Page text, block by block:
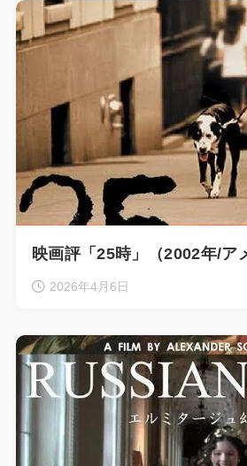
映画評「25時」（2002年/ア
2026年4月6日